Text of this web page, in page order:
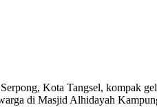
Kota Tangsel, kompak
di Masjid Alhidayah